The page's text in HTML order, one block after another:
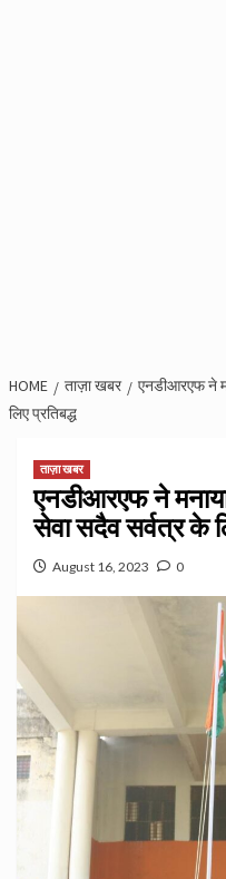
HOME ताज़ा खबर
एनडीआरएफ ने
लिए प्रतिबद्ध
ताज़ा खबर
एनडीआरएफ ने
सेवा सदैव सर्वत्र के
August 16, 2023 0